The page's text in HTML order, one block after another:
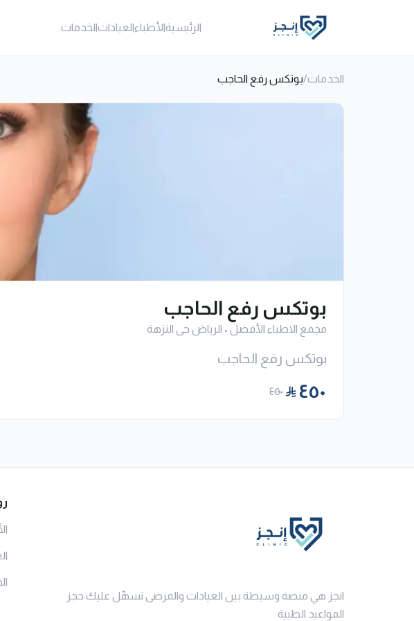
الرئيسيةالأطباءالعياداتالخدمات
الخدمات/بوتكس رفع الحاجب
بوتكس رفع الحاجب
مجمع الاطباء الأفضل• الرياض حى النزهة
بوتكس رفع الحاجب
٤٥٠ ٤٥٠
انجز هي منصة وسيطة بين العيادات والمرضى تسهّل عليك حجز
المواعيد الطبية